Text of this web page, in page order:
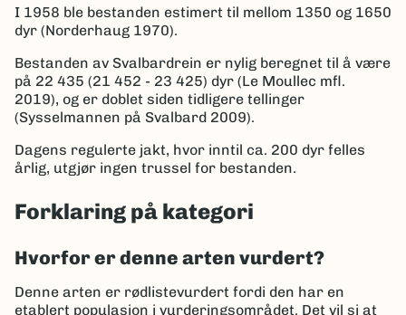
I 1958 ble bestanden estimert til mellom 1350 og 1650
dyr (Norderhaug 1970).
Bestanden av Svalbardrein er nylig beregnet til å være
på 22 435 (21 452 - 23 425) dyr (Le Moullec mfl.
2019), og er doblet siden tidligere tellinger
(Sysselmannen på Svalbard 2009).
Dagens regulerte jakt, hvor inntil ca. 200 dyr felles
årlig, utgjør ingen trussel for bestanden.
Forklaring på kategori
Hvorfor er denne arten vurdert?
Denne arten er rødlistevurdert fordi den har en
etablert populasjon i vurderingsområdet. Det vil si at